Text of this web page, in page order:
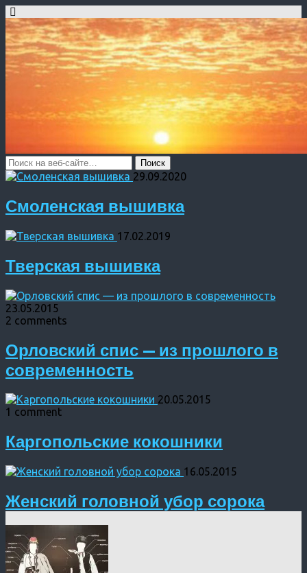
29.09.2020
Смоленская вышивка
17.02.2019
Тверская вышивка
23.05.2015
2 comments
Орловский спис — из прошлого в
современность
20.05.2015
1 comment
Каргопольские кокошники
16.05.2015
Женский головной убор сорока